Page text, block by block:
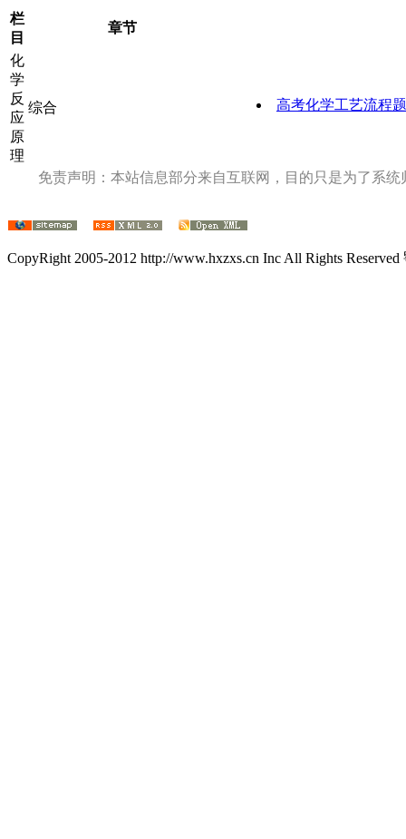
栏
目
章节
化
学
反
应
原
理
综合 高考化学工艺流程
免责声明：本站信息部分来自互联网，目的只是为了系
CopyRight 2005-2012 http://www.hxzxs.cn Inc All Rights